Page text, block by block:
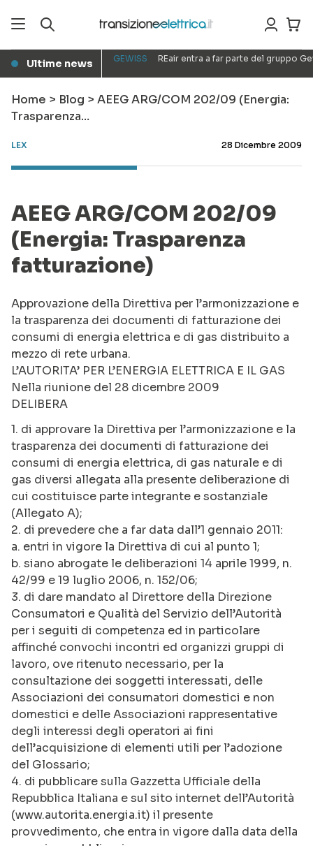
● Ultime news GEWISS REair entra a far parte del gruppo
Home > Blog > AEEG ARG/COM 202/09 (Energia:
Trasparenza…
LEX 28 Dicembre 2009
AEEG ARG/COM 202/09
(Energia: Trasparenza
fatturazione)
Approvazione della Direttiva per l’armonizzazione e
la trasparenza dei documenti di fatturazione dei
consumi di energia elettrica e di gas distribuito a
mezzo di rete urbana.
L’AUTORITA’ PER L’ENERGIA ELETTRICA E IL GAS
Nella riunione del 28 dicembre 2009
DELIBERA
1. di approvare la Direttiva per l’armonizzazione e la
trasparenza dei documenti di fatturazione dei
consumi di energia elettrica, di gas naturale e di
gas diversi allegata alla presente deliberazione di
cui costituisce parte integrante e sostanziale
(Allegato A);
2. di prevedere che a far data dall’1 gennaio 2011:
a. entri in vigore la Direttiva di cui al punto 1;
b. siano abrogate le deliberazioni 14 aprile 1999, n.
42/99 e 19 luglio 2006, n. 152/06;
3. di dare mandato al Direttore della Direzione
Consumatori e Qualità del Servizio dell’Autorità
per i seguiti di competenza ed in particolare
affinché convochi incontri ed organizzi gruppi di
lavoro, ove ritenuto necessario, per la
consultazione dei soggetti interessati, delle
Associazioni dei consumatori domestici e non
domestici e delle Associazioni rappresentative
degli interessi degli operatori ai fini
dell’acquisizione di elementi utili per l’adozione
del Glossario;
4. di pubblicare sulla Gazzetta Ufficiale della
Repubblica Italiana e sul sito internet dell’Autorità
(www.autorita.energia.it) il presente
provvedimento, che entra in vigore dalla data della